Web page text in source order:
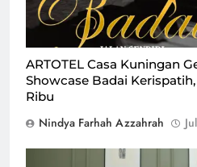
Dok. Istimewa
ARTOTEL Casa Kuningan
Showcase Badai
Ribu
Nindya Farhah Azzahrah
Promo long stay mulai Rp35